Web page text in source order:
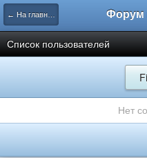
← На главную
Список пользователей
Нет